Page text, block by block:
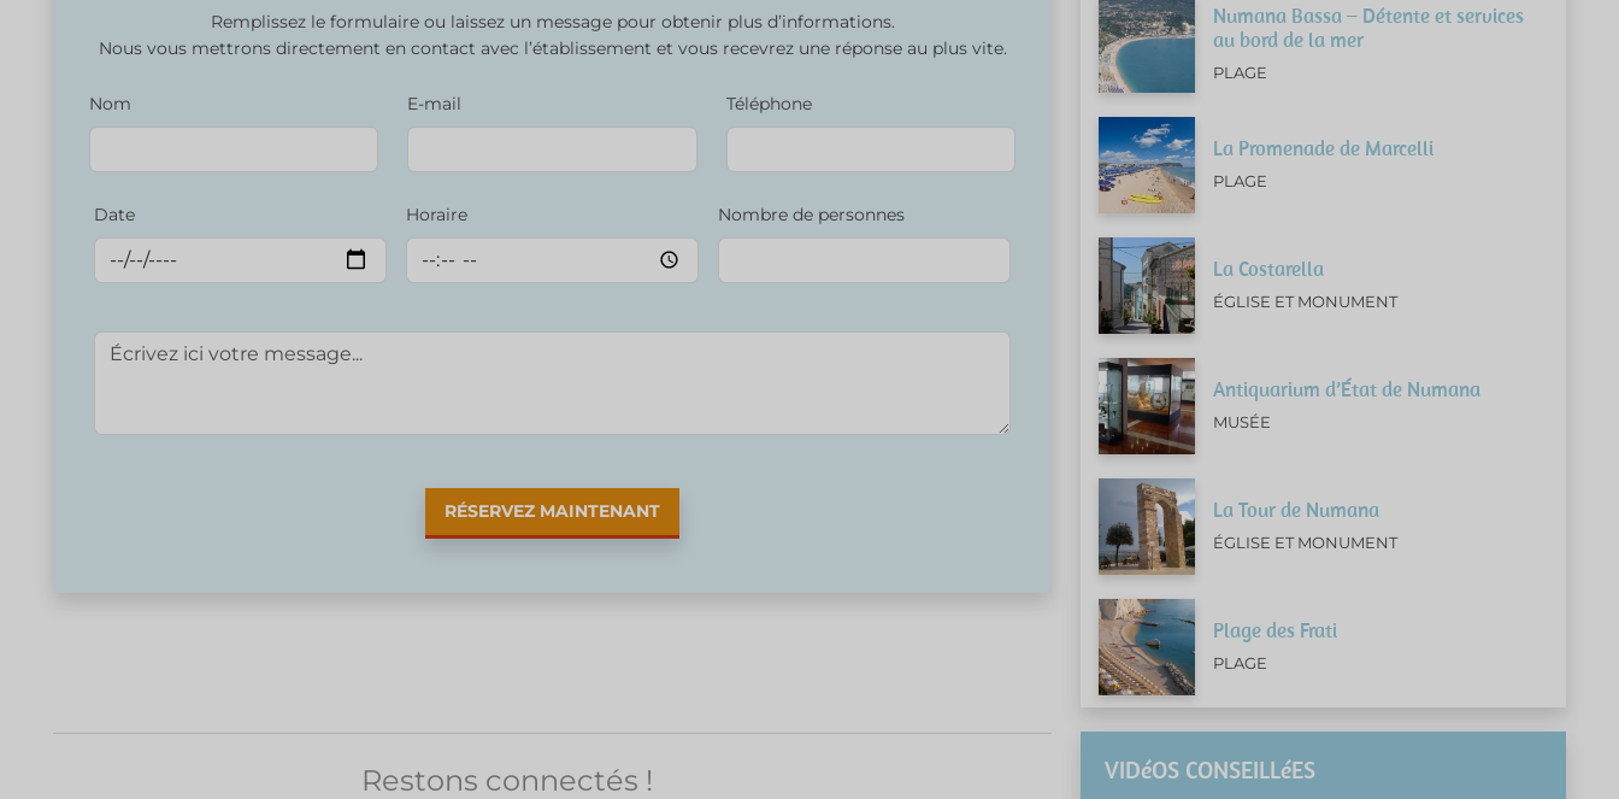
Remplissez le formulaire ou laissez un message pour obtenir plus d’informations.
Nous vous mettrons directement en contact avec l’établissement et vous recevrez une réponse au plus vite.
Nom E-mail Téléphone
Date Horaire Nombre de personnes
RÉSERVEZ MAINTENANT
Restons connectés !
Numana Bassa – Détente et services
au bord de la mer
PLAGE
La Promenade de Marcelli
PLAGE
La Costarella
ÉGLISE ET MONUMENT
Antiquarium d’État de Numana
MUSÉE
La Tour de Numana
ÉGLISE ET MONUMENT
Plage des Frati
PLAGE
VIDéOS CONSEILLéES